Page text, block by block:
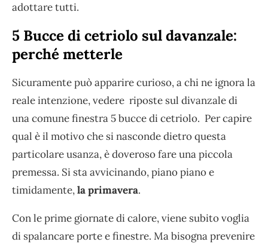
adottare tutti.
5 Bucce di cetriolo sul davanzale:
perché metterle
Sicuramente può apparire curioso, a chi ne ignora la
reale intenzione, vedere riposte sul divanzale di
una comune finestra 5 bucce di cetriolo. Per capire
qual è il motivo che si nasconde dietro questa
particolare usanza, è doveroso fare una piccola
premessa. Si sta avvicinando, piano piano e
timidamente,la primavera.
Con le prime giornate di calore, viene subito voglia
di spalancare porte e finestre. Ma bisogna prevenire